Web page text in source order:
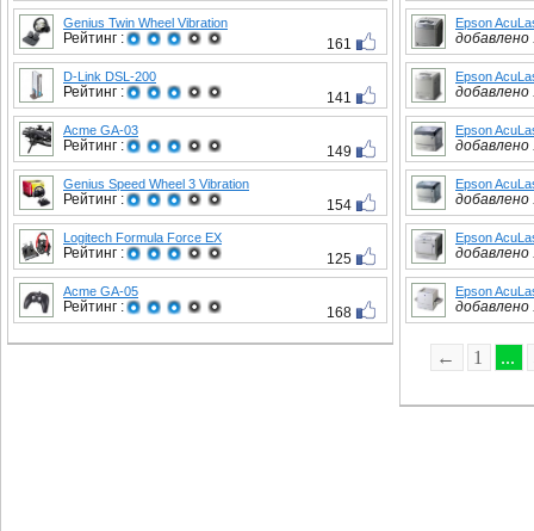
Genius Twin Wheel Vibration
Рейтинг : 161
D-Link DSL-200
Рейтинг : 141
Acme GA-03
Рейтинг : 149
Genius Speed Wheel 3 Vibration
Рейтинг : 154
Logitech Formula Force EX
Рейтинг : 125
Acme GA-05
Рейтинг : 168
Epson
добавлено
Epson
добавлено
Epson
добавлено
Epson
добавлено
Epson
добавлено
Epson
добавлено
← 1 ...